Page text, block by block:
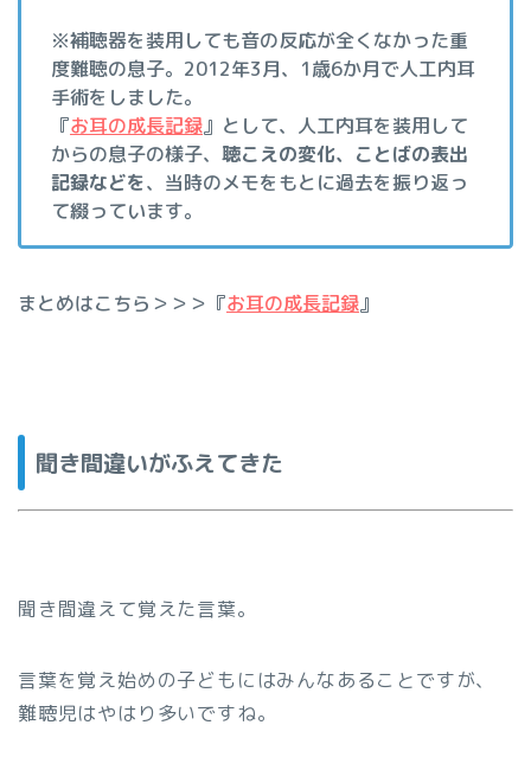
※補聴器を装用しても音の反応が全くなかった重
度難聴の息子。2012年3月、1歳6か月で人工内耳
手術をしました。
『お耳の成長記録』として、人工内耳を装用して
からの息子の様子、 聴こえの変化、ことばの表出
記録などを、当時のメモをもとに過去を振り返っ
て綴っています。
まとめはこちら＞＞＞『お耳の成長記録』
聞き間違いがふえてきた
聞き間違えて覚えた言葉。
言葉を覚え始めの子どもにはみんなあることですが、
難聴児はやはり多いですね。